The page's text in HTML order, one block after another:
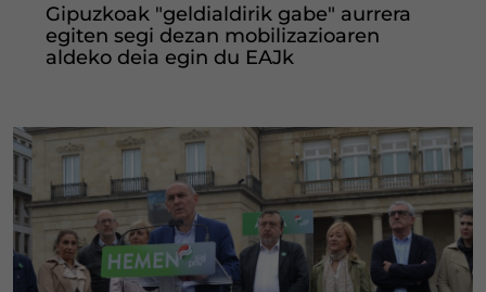
Gipuzkoak "geldialdirik gabe" aurrera
egiten segi dezan mobilizazioaren
aldeko deia egin du EAJk